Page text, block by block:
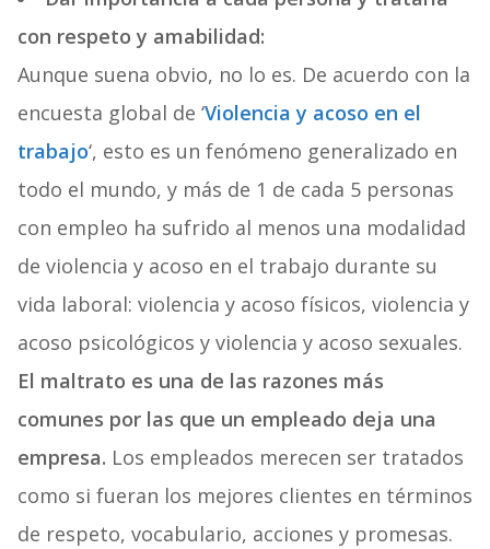
con respeto y amabilidad:
Aunque suena obvio, no lo es. De acuerdo con la
encuesta global de ‘Violencia y acoso en el
trabajo‘, esto es un fenómeno generalizado en
todo el mundo, y más de 1 de cada 5 personas
con empleo ha sufrido al menos una modalidad
de violencia y acoso en el trabajo durante su
vida laboral: violencia y acoso físicos, violencia y
acoso psicológicos y violencia y acoso sexuales.
El maltrato es una de las razones más
comunes por las que un empleado deja una
empresa. Los empleados merecen ser tratados
como si fueran los mejores clientes en términos
de respeto, vocabulario, acciones y promesas.